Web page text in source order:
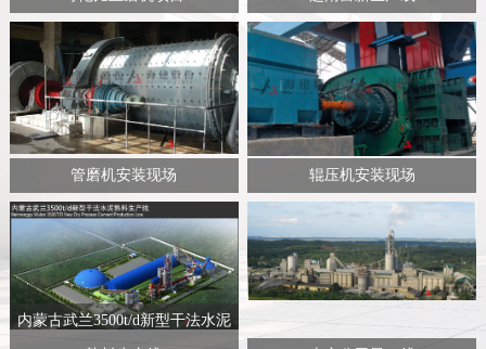
管磨机安装现场 辊压机安装现场
内蒙古武兰3500t/d新型干法水泥